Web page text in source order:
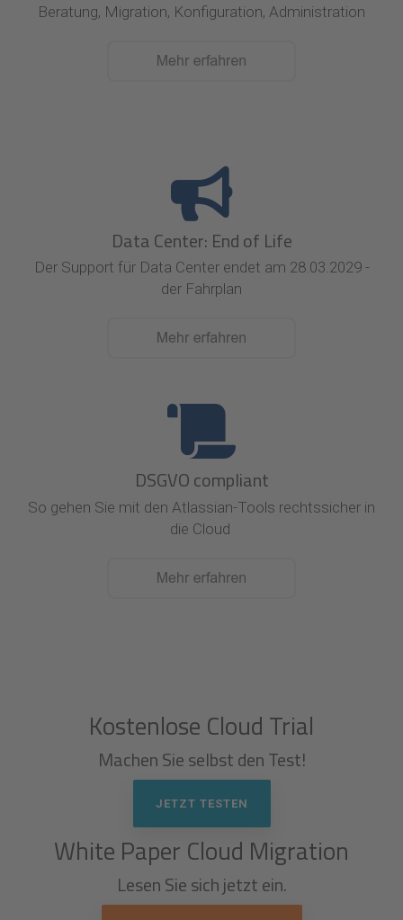
Beratung, Migration, Konfiguration, Administration
Data Center: End of Life
Der Support für Data Center endet am 28.03.2029 -
der Fahrplan
DSGVO compliant
So gehen Sie mit den Atlassian-Tools rechtssicher in
die Cloud
Kostenlose Cloud Trial
Machen Sie selbst den Test!
JETZT TESTEN
White Paper Cloud Migration
Lesen Sie sich jetzt ein.